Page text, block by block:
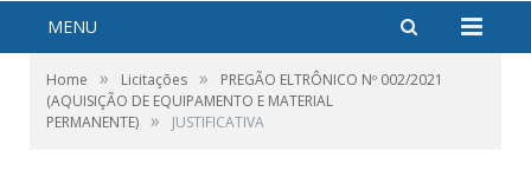
MENU
Home » Licitações »
PREGÃO ELTRÔNICO Nº 002/2021
(AQUISIÇÃO DE EQUIPAMENTO E MATERIAL
PERMANENTE) » JUSTIFICATIVA